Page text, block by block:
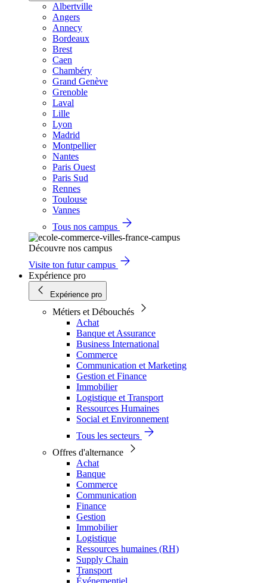
Albertville
Angers
Annecy
Bordeaux
Brest
Caen
Chambéry
Grand Genève
Grenoble
Laval
Lille
Lyon
Madrid
Montpellier
Nantes
Paris Ouest
Paris Sud
Rennes
Toulouse
Vannes
Tous nos campus
Découvre nos campus
Visite ton futur campus
Expérience pro
Expérience pro
Métiers et Débouchés
Achat
Banque et Assurance
Business International
Commerce
Communication et Marketing
Gestion et Finance
Immobilier
Logistique et Transport
Ressources Humaines
Social et Environnement
Tous les secteurs
Offres d'alternance
Achat
Banque
Commerce
Communication
Finance
Gestion
Immobilier
Logistique
Ressources humaines (RH)
Supply Chain
Transport
Événementiel